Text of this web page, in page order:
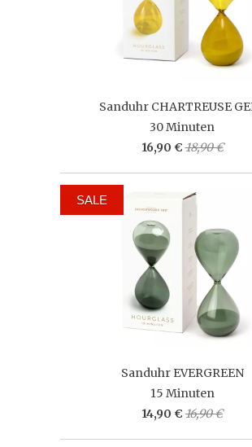
Sanduhr CHARTREUSE
30 Minuten
16,90 €18,90 €
Sanduhr EVERGREEN
15 Minuten
14,90 € 16,90 €
SALE